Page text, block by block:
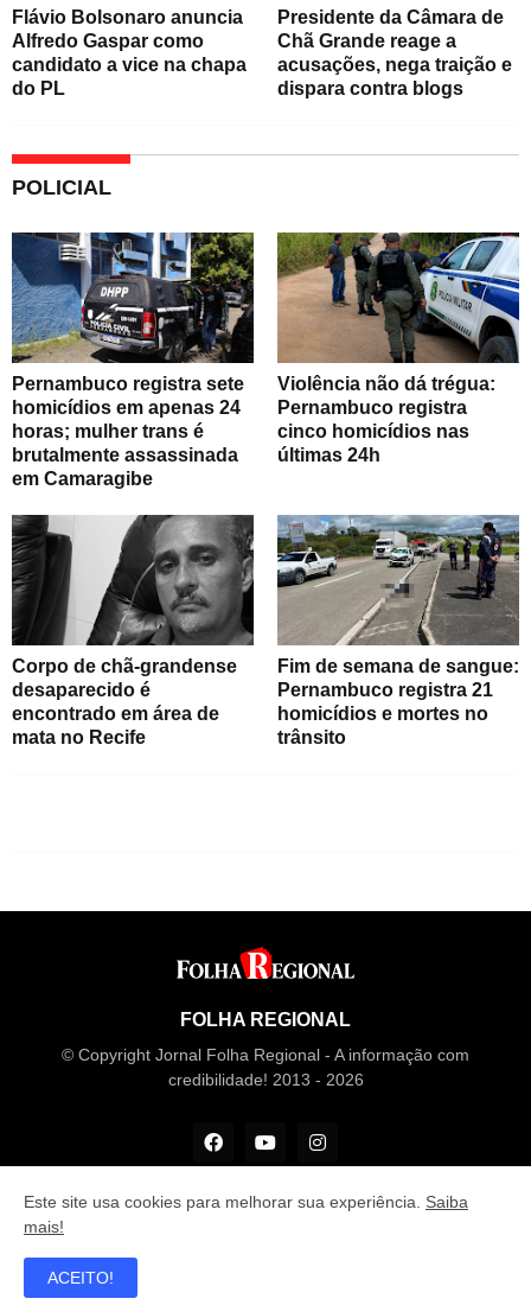
Flávio Bolsonaro anuncia
Alfredo Gaspar como
candidato a vice na chapa
do PL
Presidente da Câmara de
Chã Grande reage a
acusações, nega traição e
dispara contra blogs
POLICIAL
Pernambuco registra sete
homicídios em apenas 24
horas; mulher trans é
brutalmente assassinada
em Camaragibe
Violência não dá trégua:
Pernambuco registra
cinco homicídios nas
últimas 24h
Corpo de chã-grandense
desaparecido é
encontrado em área de
mata no Recife
Fim de semana de sangue:
Pernambuco registra 21
homicídios e mortes no
trânsito
FOLHA REGIONAL
© Copyright Jornal Folha Regional - A informação com
credibilidade! 2013 - 2026
Este site usa cookies para melhorar sua experiência. Saiba
mais!
ACEITO!